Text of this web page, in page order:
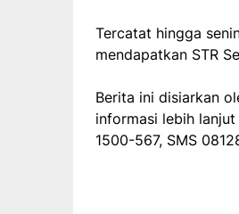
Tercatat hingga
mendapatkan STR
Berita ini disiarkan
informasi lebih
1500-567, SMS